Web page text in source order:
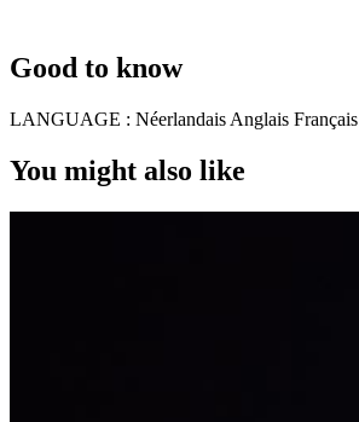
Good to know
LANGUAGE : Néerlandais Anglais Français
You might also like